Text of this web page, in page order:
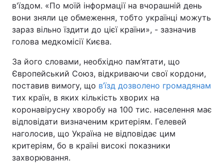
в'їздом. «По моїй інформації на вчорашній день
вони зняли це обмеження, тобто українці можуть
зараз вільно їздити до цієї країни», - зазначив
голова медкомісії Києва.
За його словами, необхідно пам’ятати, що
Європейський Союз, відкриваючи свої кордони,
поставив вимогу, що в’їзд дозволено громадянам
тих країн, в яких кількість хворих на
коронавірусну хворобу на 100 тис. населення має
відповідати визначеним критеріям. Гелевей
наголосив, що Україна не відповідає цим
критеріям, бо в країні високі показники
захворювання.